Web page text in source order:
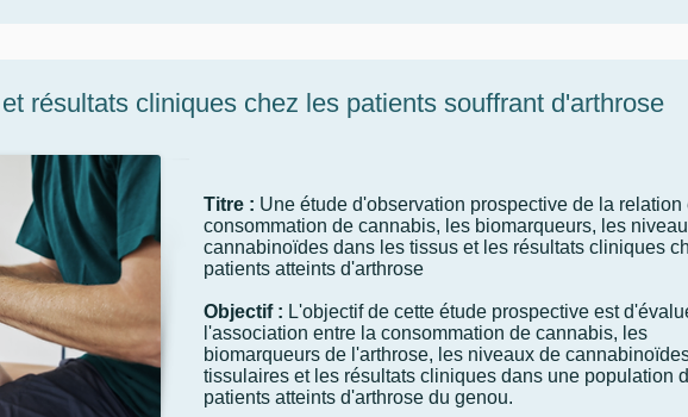
résultats cliniques chez les patients souffrant d'arthrose
Titre : Une étude d'observation prospective de la relation
consommation de cannabis, les biomarqueurs, les
cannabinoïdes dans les tissus et les résultats cliniques
patients atteints d'arthrose
Objectif : L'objectif de cette étude prospective est
l'association entre la consommation de cannabis, les
biomarqueurs de l'arthrose, les niveaux de
tissulaires et les résultats cliniques dans une population
patients atteints d'arthrose du genou.